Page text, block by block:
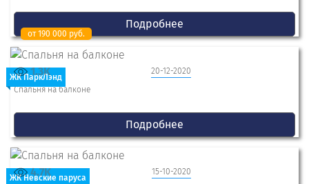
Подробнее
ЖК ПаркЛэнд
от 190 000 руб.
20-12-2020
1.3K
Спальня на балконе
Подробнее
ЖК Невские паруса
15-10-2020
4.7K